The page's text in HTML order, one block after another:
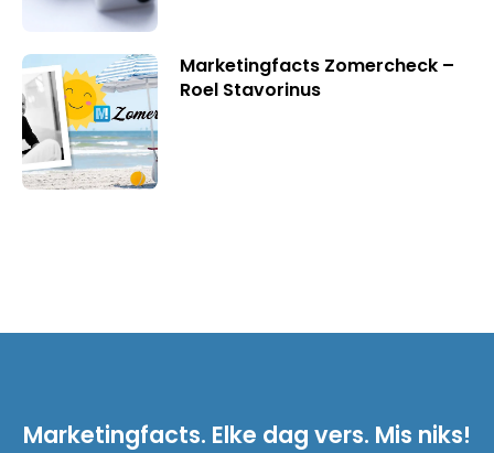
Marketingfacts Zomercheck –
Roel Stavorinus
Marketingfacts. Elke dag vers. Mis niks!